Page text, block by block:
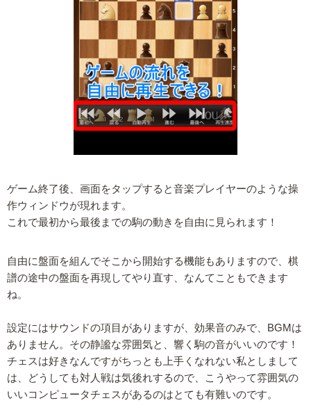
ゲーム終了後、画面をタップすると音楽プレイヤーのような操
作ウィンドウが現れます。
これで最初から最後までの駒の動きを自由に見られます！
自由に盤面を組んでそこから開始する機能もありますので、棋
譜の途中の盤面を再現してやり直す、なんてこともできます
ね。
設定にはサウンドの項目がありますが、効果音のみで、BGMは
ありません。その静謐な雰囲気と、響く駒の音がいいのです！
チェスは好きなんですがちっとも上手くなれない私としまして
は、どうしても対人戦は気後れするので、こうやって雰囲気の
いいコンピュータチェスがあるのはとても有難いのです。